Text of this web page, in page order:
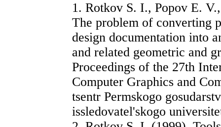
1. Rotkov S. I., Popov E.
The problem of converting
design documentation into
and related geometric and
Proceedings of the 27th
Computer Graphics and
tsentr Permskogo
issledovatel'skogo